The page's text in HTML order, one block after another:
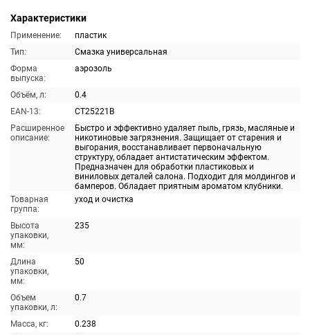
Характеристики
Применение:
пластик
Тип:
Смазка универсальная
Форма
выпуска:
аэрозоль
Объём, л:
0.4
EAN-13:
CT25221B
Расширенное
описание:
Быстро и эффективно удаляет пыль, грязь, масляные и
никотиновые загрязнения. Защищает от старения и
выгорания, восстанавливает первоначальную
структуру, обладает антистатическим эффектом.
Предназначен для обработки пластиковых и
виниловых деталей салона. Подходит для молдингов и
бамперов. Обладает приятным ароматом клубники.
Товарная
группа:
уход и очистка
Высота
упаковки,
мм:
235
Длина
упаковки,
мм:
50
Объем
упаковки, л:
0.7
Масса, кг:
0.238